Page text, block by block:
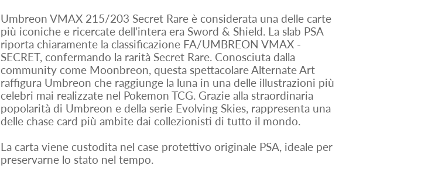
Umbreon VMAX 215/203 Secret Rare è considerata una delle carte
più iconiche e ricercate dell'intera era Sword & Shield. La slab PSA
riporta chiaramente la classificazione FA/UMBREON VMAX -
SECRET, confermando la rarità Secret Rare. Conosciuta dalla
community come Moonbreon, questa spettacolare Alternate Art
raffigura Umbreon che raggiunge la luna in una delle illustrazioni più
celebri mai realizzate nel Pokemon TCG. Grazie alla straordinaria
popolarità di Umbreon e della serie Evolving Skies, rappresenta una
delle chase card più ambite dai collezionisti di tutto il mondo.
La carta viene custodita nel case protettivo originale PSA, ideale per
preservarne lo stato nel tempo.